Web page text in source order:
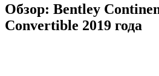
Обзор: Bentley
Convertible 2019 года